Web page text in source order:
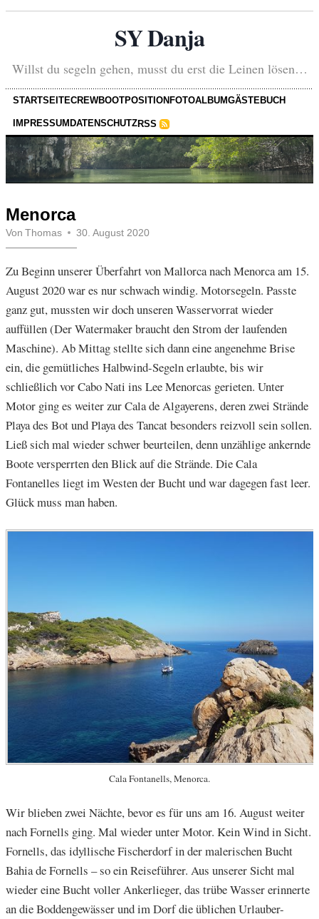
SY Danja
Willst du segeln gehen, musst du erst die Leinen lösen…
STARTSEITECREWBOOTPOSITIONFOTOALBUMGÄSTEBUCH
IMPRESSUM DATENSCHUTZRSS
Menorca
Von Thomas 30. August 2020
Zu Beginn unserer Überfahrt von Mallorca nach Menorca am 15.
August 2020 war es nur schwach windig. Motorsegeln. Passte
ganz gut, mussten wir doch unseren Wasservorrat wieder
auffüllen (Der Watermaker braucht den Strom der laufenden
Maschine). Ab Mittag stellte sich dann eine angenehme Brise
ein, die gemütliches Halbwind-Segeln erlaubte, bis wir
schließlich vor Cabo Nati ins Lee Menorcas gerieten. Unter
Motor ging es weiter zur Cala de Algayerens, deren zwei Strände
Playa des Bot und Playa des Tancat besonders reizvoll sein sollen.
Ließ sich mal wieder schwer beurteilen, denn unzählige ankernde
Boote versperrten den Blick auf die Strände. Die Cala
Fontanelles liegt im Westen der Bucht und war dagegen fast leer.
Glück muss man haben.
Cala Fontanells, Menorca.
Wir blieben zwei Nächte, bevor es für uns am 16. August weiter
nach Fornells ging. Mal wieder unter Motor. Kein Wind in Sicht.
Fornells, das idyllische Fischerdorf in der malerischen Bucht
Bahia de Fornells – so ein Reiseführer. Aus unserer Sicht mal
wieder eine Bucht voller Ankerlieger, das trübe Wasser erinnerte
an die Boddengewässer und im Dorf die üblichen Urlauber-